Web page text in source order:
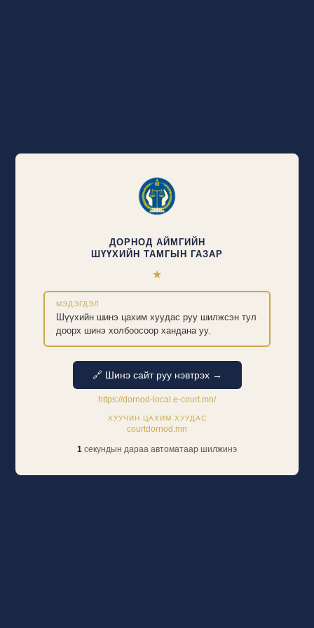
ДОРНОД АЙМГИЙН
ШҮҮХИЙН ТАМГЫН ГАЗАР
★
МЭДЭГДЭЛ
Шүүхийн шинэ цахим хуудас руу шилжсэн тул
доорх шинэ холбоосоор хандана уу.
🔗 Шинэ сайт руу нэвтрэх →
https://dornod-local.e-court.mn/
ХУУЧИН ЦАХИМ ХУУДАС
courtdornod.mn
1 секундын дараа автоматаар шилжинэ